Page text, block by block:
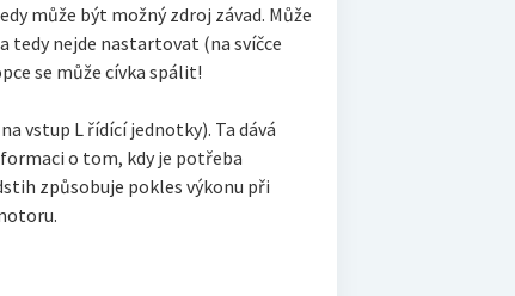
může být možný zdroj závad. Může
tedy nejde nastartovat (na svíčce
se může cívka spálit!
vstup L řídící jednotky). Ta dává
o tom, kdy je potřeba
způsobuje pokles výkonu při